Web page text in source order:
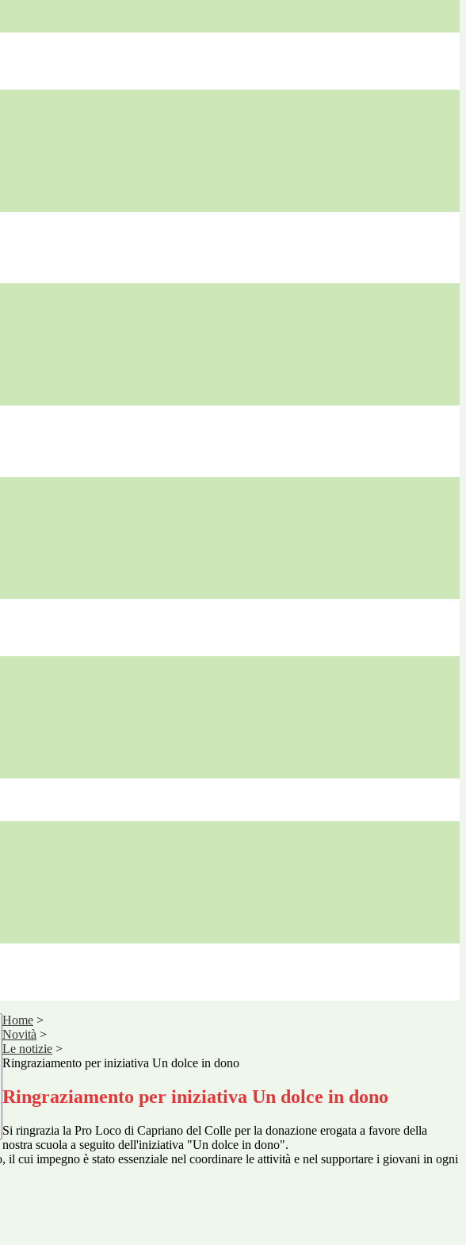
Home >
Novità >
Le notizie >
Ringraziamento per iniziativa Un dolce in dono
Ringraziamento per iniziativa Un dolce in dono
Si ringrazia la Pro Loco di Capriano del Colle per la donazione erogata a favore della
nostra scuola a seguito dell'iniziativa "Un dolce in dono".
cui impegno è stato essenziale nel coordinare le attività e nel supportare i giovani in ogni